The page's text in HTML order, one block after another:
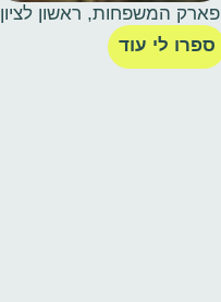
פארק המשפחות, ראשון לציון
ספרו לי עוד